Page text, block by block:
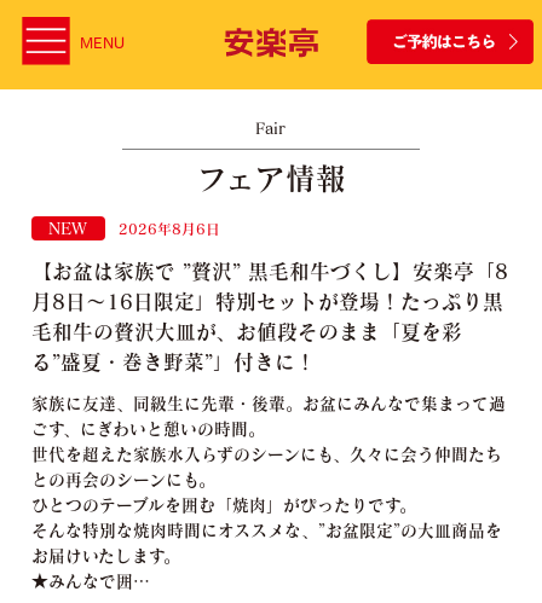
MENU
Fair
フェア情報
NEW 2026年8月6日
【お盆は家族で ”贅沢” 黒毛和牛づくし】安楽亭「8
月8日～16日限定」特別セットが登場！たっぷり黒
毛和牛の贅沢大皿が、お値段そのまま「夏を彩
る”盛夏・巻き野菜”」付きに！
家族に友達、同級生に先輩・後輩。お盆にみんなで集まって過
ごす、にぎわいと憩いの時間。
世代を超えた家族水入らずのシーンにも、久々に会う仲間たち
との再会のシーンにも。
ひとつのテーブルを囲む「焼肉」がぴったりです。
そんな特別な焼肉時間にオススメな、”お盆限定”の大皿商品を
お届けいたします。
★みんなで囲…